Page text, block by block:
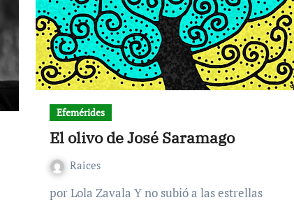
Efemérides
El olivo de José Saramago
Raices
por Lola Zavala Y no subió a las estrellas